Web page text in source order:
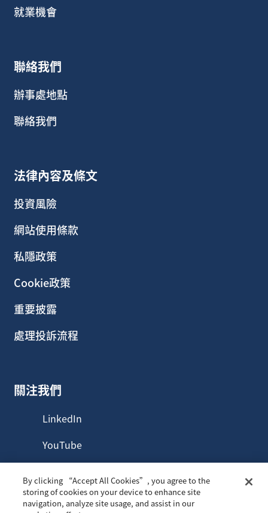
就業機會
聯絡我們
辦事處地點
聯絡我們
法律內容及條文
投資風險
網站使用條款
私隱政策
Cookie政策
重要披露
處理投訴流程
關注我們
LinkedIn
YouTube
By clicking “Accept All Cookies”, you agree to the
storing of cookies on your device to enhance site
navigation, analyze site usage, and assist in our